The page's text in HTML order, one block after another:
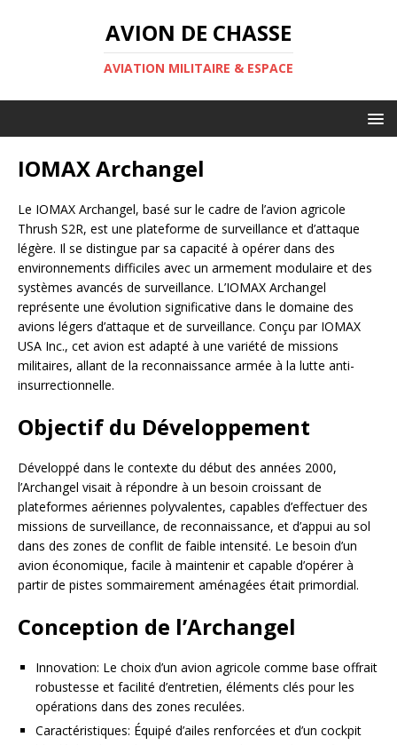
AVION DE CHASSE
AVIATION MILITAIRE & ESPACE
IOMAX Archangel
Le IOMAX Archangel, basé sur le cadre de l’avion agricole
Thrush S2R, est une plateforme de surveillance et d’attaque
légère. Il se distingue par sa capacité à opérer dans des
environnements difficiles avec un armement modulaire et des
systèmes avancés de surveillance. L’IOMAX Archangel
représente une évolution significative dans le domaine des
avions légers d’attaque et de surveillance. Conçu par IOMAX
USA Inc., cet avion est adapté à une variété de missions
militaires, allant de la reconnaissance armée à la lutte anti-
insurrectionnelle.
Objectif du Développement
Développé dans le contexte du début des années 2000,
l’Archangel visait à répondre à un besoin croissant de
plateformes aériennes polyvalentes, capables d’effectuer des
missions de surveillance, de reconnaissance, et d’appui au sol
dans des zones de conflit de faible intensité. Le besoin d’un
avion économique, facile à maintenir et capable d’opérer à
partir de pistes sommairement aménagées était primordial.
Conception de l’Archangel
Innovation: Le choix d’un avion agricole comme base offrait
robustesse et facilité d’entretien, éléments clés pour les
opérations dans des zones reculées.
Caractéristiques: Équipé d’ailes renforcées et d’un cockpit